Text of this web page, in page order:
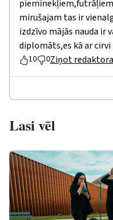
mirušajam tas ir
izdzīvo mājās nauda ir
diplomāts,es kā ar
10 0Ziņot
Lasi vēl